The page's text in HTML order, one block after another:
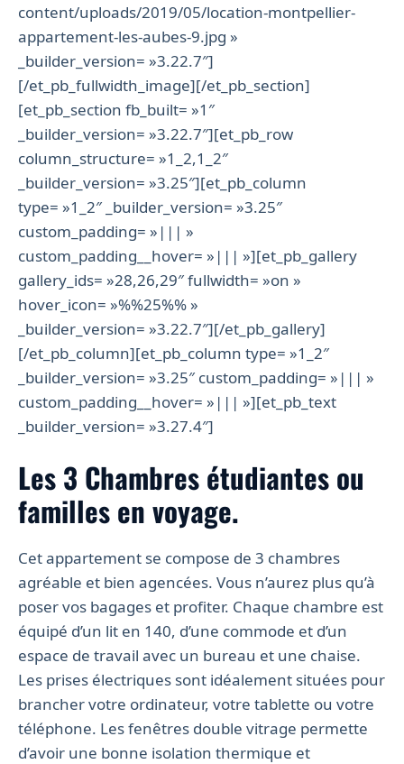
content/uploads/2019/05/location-montpellier-
appartement-les-aubes-9.jpg »
_builder_version= »3.22.7″]
[/et_pb_fullwidth_image][/et_pb_section]
[et_pb_section fb_built= »1″
_builder_version= »3.22.7″][et_pb_row
column_structure= »1_2,1_2″
_builder_version= »3.25″][et_pb_column
type= »1_2″ _builder_version= »3.25″
custom_padding= »||| »
custom_padding__hover= »||| »][et_pb_gallery
gallery_ids= »28,26,29″ fullwidth= »on »
hover_icon= »%%25%% »
_builder_version= »3.22.7″][/et_pb_gallery]
[/et_pb_column][et_pb_column type= »1_2″
_builder_version= »3.25″ custom_padding= »||| »
custom_padding__hover= »||| »][et_pb_text
_builder_version= »3.27.4″]
Les 3 Chambres étudiantes ou
familles en voyage.
Cet appartement se compose de 3 chambres
agréable et bien agencées. Vous n’aurez plus qu’à
poser vos bagages et profiter. Chaque chambre est
équipé d’un lit en 140, d’une commode et d’un
espace de travail avec un bureau et une chaise.
Les prises électriques sont idéalement situées pour
brancher votre ordinateur, votre tablette ou votre
téléphone. Les fenêtres double vitrage permette
d’avoir une bonne isolation thermique et